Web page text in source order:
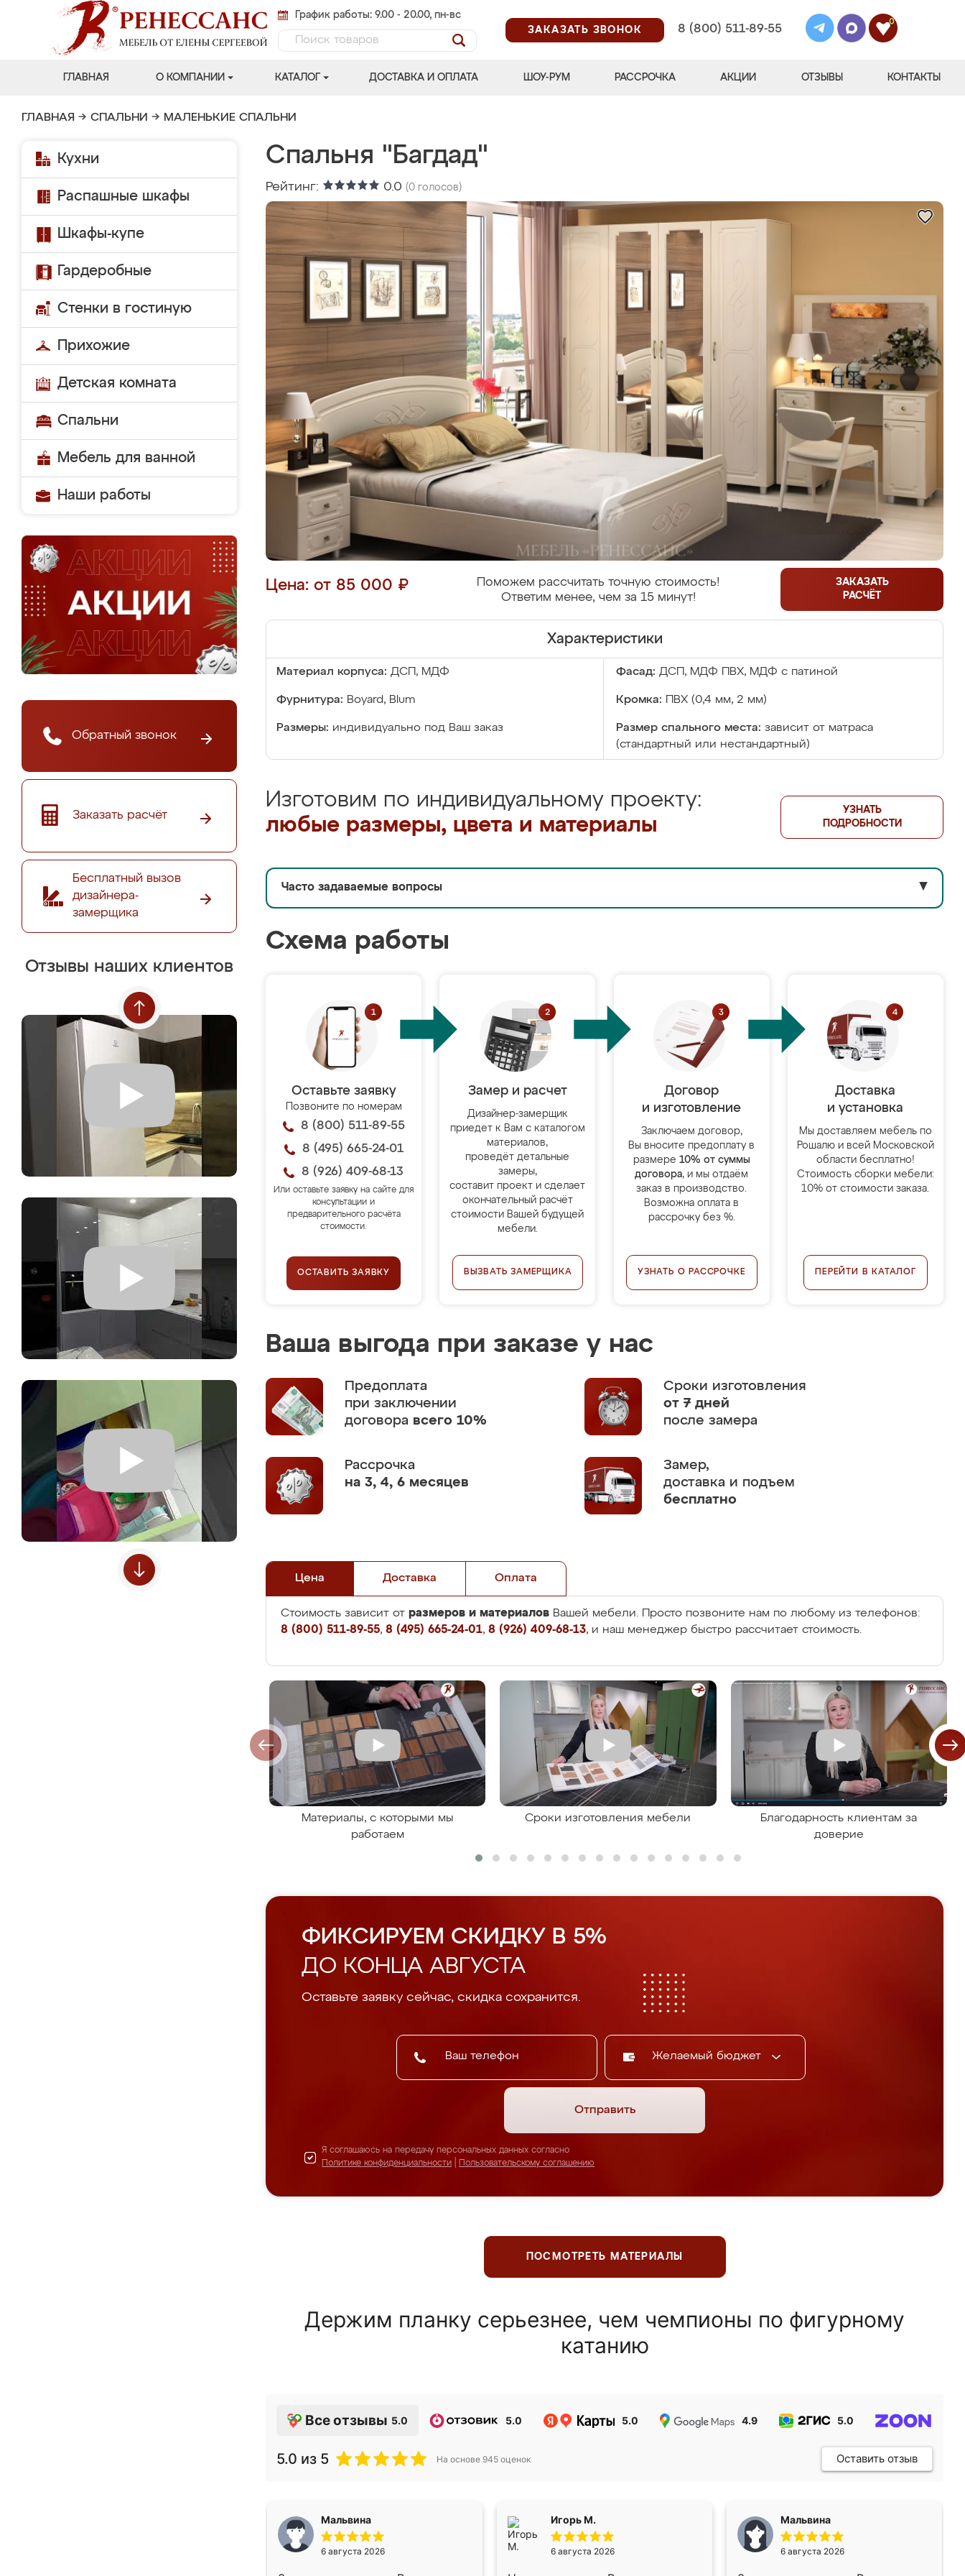
График работы: 9.00 - 20.00, пн-вс
ЗАКАЗАТЬ ЗВОНОК
8 (800) 511-89-55
0
ГЛАВНАЯ О КОМПАНИИ КАТАЛОГ ДОСТАВКА И ОПЛАТА ШОУ-РУМ РАССРОЧКА АКЦИИ ОТЗЫВЫ КОНТАКТЫ
ГЛАВНАЯ → СПАЛЬНИ → МАЛЕНЬКИЕ СПАЛЬНИ
Кухни
Распашные шкафы
Шкафы-купе
Гардеробные
Стенки в гостиную
Прихожие
Детская комната
Спальни
Мебель для ванной
Наши работы
Обратный звонок
Заказать расчёт
Бесплатный вызов
дизайнера-
замерщика
Отзывы наших клиентов
Спальня "Багдад"
Рейтинг: 0.0 (0 голосов)
Цена: от 85 000 ₽
Поможем рассчитать точную стоимость!
Ответим менее, чем за 15 минут!
ЗАКАЗАТЬ
РАСЧЁТ
Характеристики
Материал корпуса: ДСП, МДФ Фасад: ДСП, МДФ ПВХ, МДФ с патиной
Фурнитура: Boyard, Blum Кромка: ПВХ (0,4 мм, 2 мм)
Размеры: индивидуально под Ваш заказ Размер спального места: зависит от матраса
(стандартный или нестандартный)
Изготовим по индивидуальному проекту:
любые размеры, цвета и материалы
УЗНАТЬ
ПОДРОБНОСТИ
Часто задаваемые вопросы ▼
Схема работы
Оставьте заявку
Позвоните по номерам
8 (800) 511-89-55
8 (495) 665-24-01
8 (926) 409-68-13
Или оставьте заявку на сайте для
консультации и
предварительного расчёта
стоимости.
ОСТАВИТЬ ЗАЯВКУ
Замер и расчет
Дизайнер-замерщик
приедет к Вам с каталогом
материалов,
проведёт детальные
замеры,
составит проект и сделает
окончательный расчёт
стоимости Вашей будущей
мебели.
ВЫЗВАТЬ ЗАМЕРЩИКА
Договор
и изготовление
Заключаем договор,
Вы вносите предоплату в
размере 10% от суммы
договора, и мы отдаём
заказ в производство.
Возможна оплата в
рассрочку без %.
УЗНАТЬ О РАССРОЧКЕ
Доставка
и установка
Мы доставляем мебель по
Рошалю и всей Московской
области бесплатно!
Стоимость сборки мебели:
10% от стоимости заказа.
ПЕРЕЙТИ В КАТАЛОГ
Ваша выгода при заказе у нас
Предоплата
при заключении
договора всего 10%
Сроки изготовления
от 7 дней
после замера
Рассрочка
на 3, 4, 6 месяцев
Замер,
доставка и подъем
бесплатно
Цена Доставка Оплата
Стоимость зависит от размеров и материалов Вашей мебели. Просто позвоните нам по любому из телефонов:
8 (800) 511-89-55, 8 (495) 665-24-01, 8 (926) 409-68-13, и наш менеджер быстро рассчитает стоимость.
Материалы, с которыми мы
работаем
Сроки изготовления мебели
Благодарность клиентам за
доверие
ФИКСИРУЕМ СКИДКУ В 5%
ДО КОНЦА АВГУСТА
Оставьте заявку сейчас, скидка сохранится.
Желаемый бюджет
Отправить
Я соглашаюсь на передачу персональных данных согласно
Политике конфиденциальности
Пользовательскому соглашению
ПОСМОТРЕТЬ МАТЕРИАЛЫ
Держим планку серьезнее, чем чемпионы по фигурному
катанию
Все отзывы 5.0 5.0 5.0 4.9 5.0
5.0 из 5 На основе 945 оценок Оставить отзыв
Мальвина
6 августа 2026
Игорь М.
6 августа 2026
Мальвина
6 августа 2026